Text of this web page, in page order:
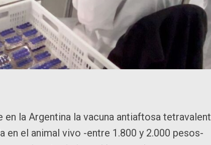
la Argentina la vacuna antiaftosa
el animal vivo -entre 1.800 y 2.000 pesos-